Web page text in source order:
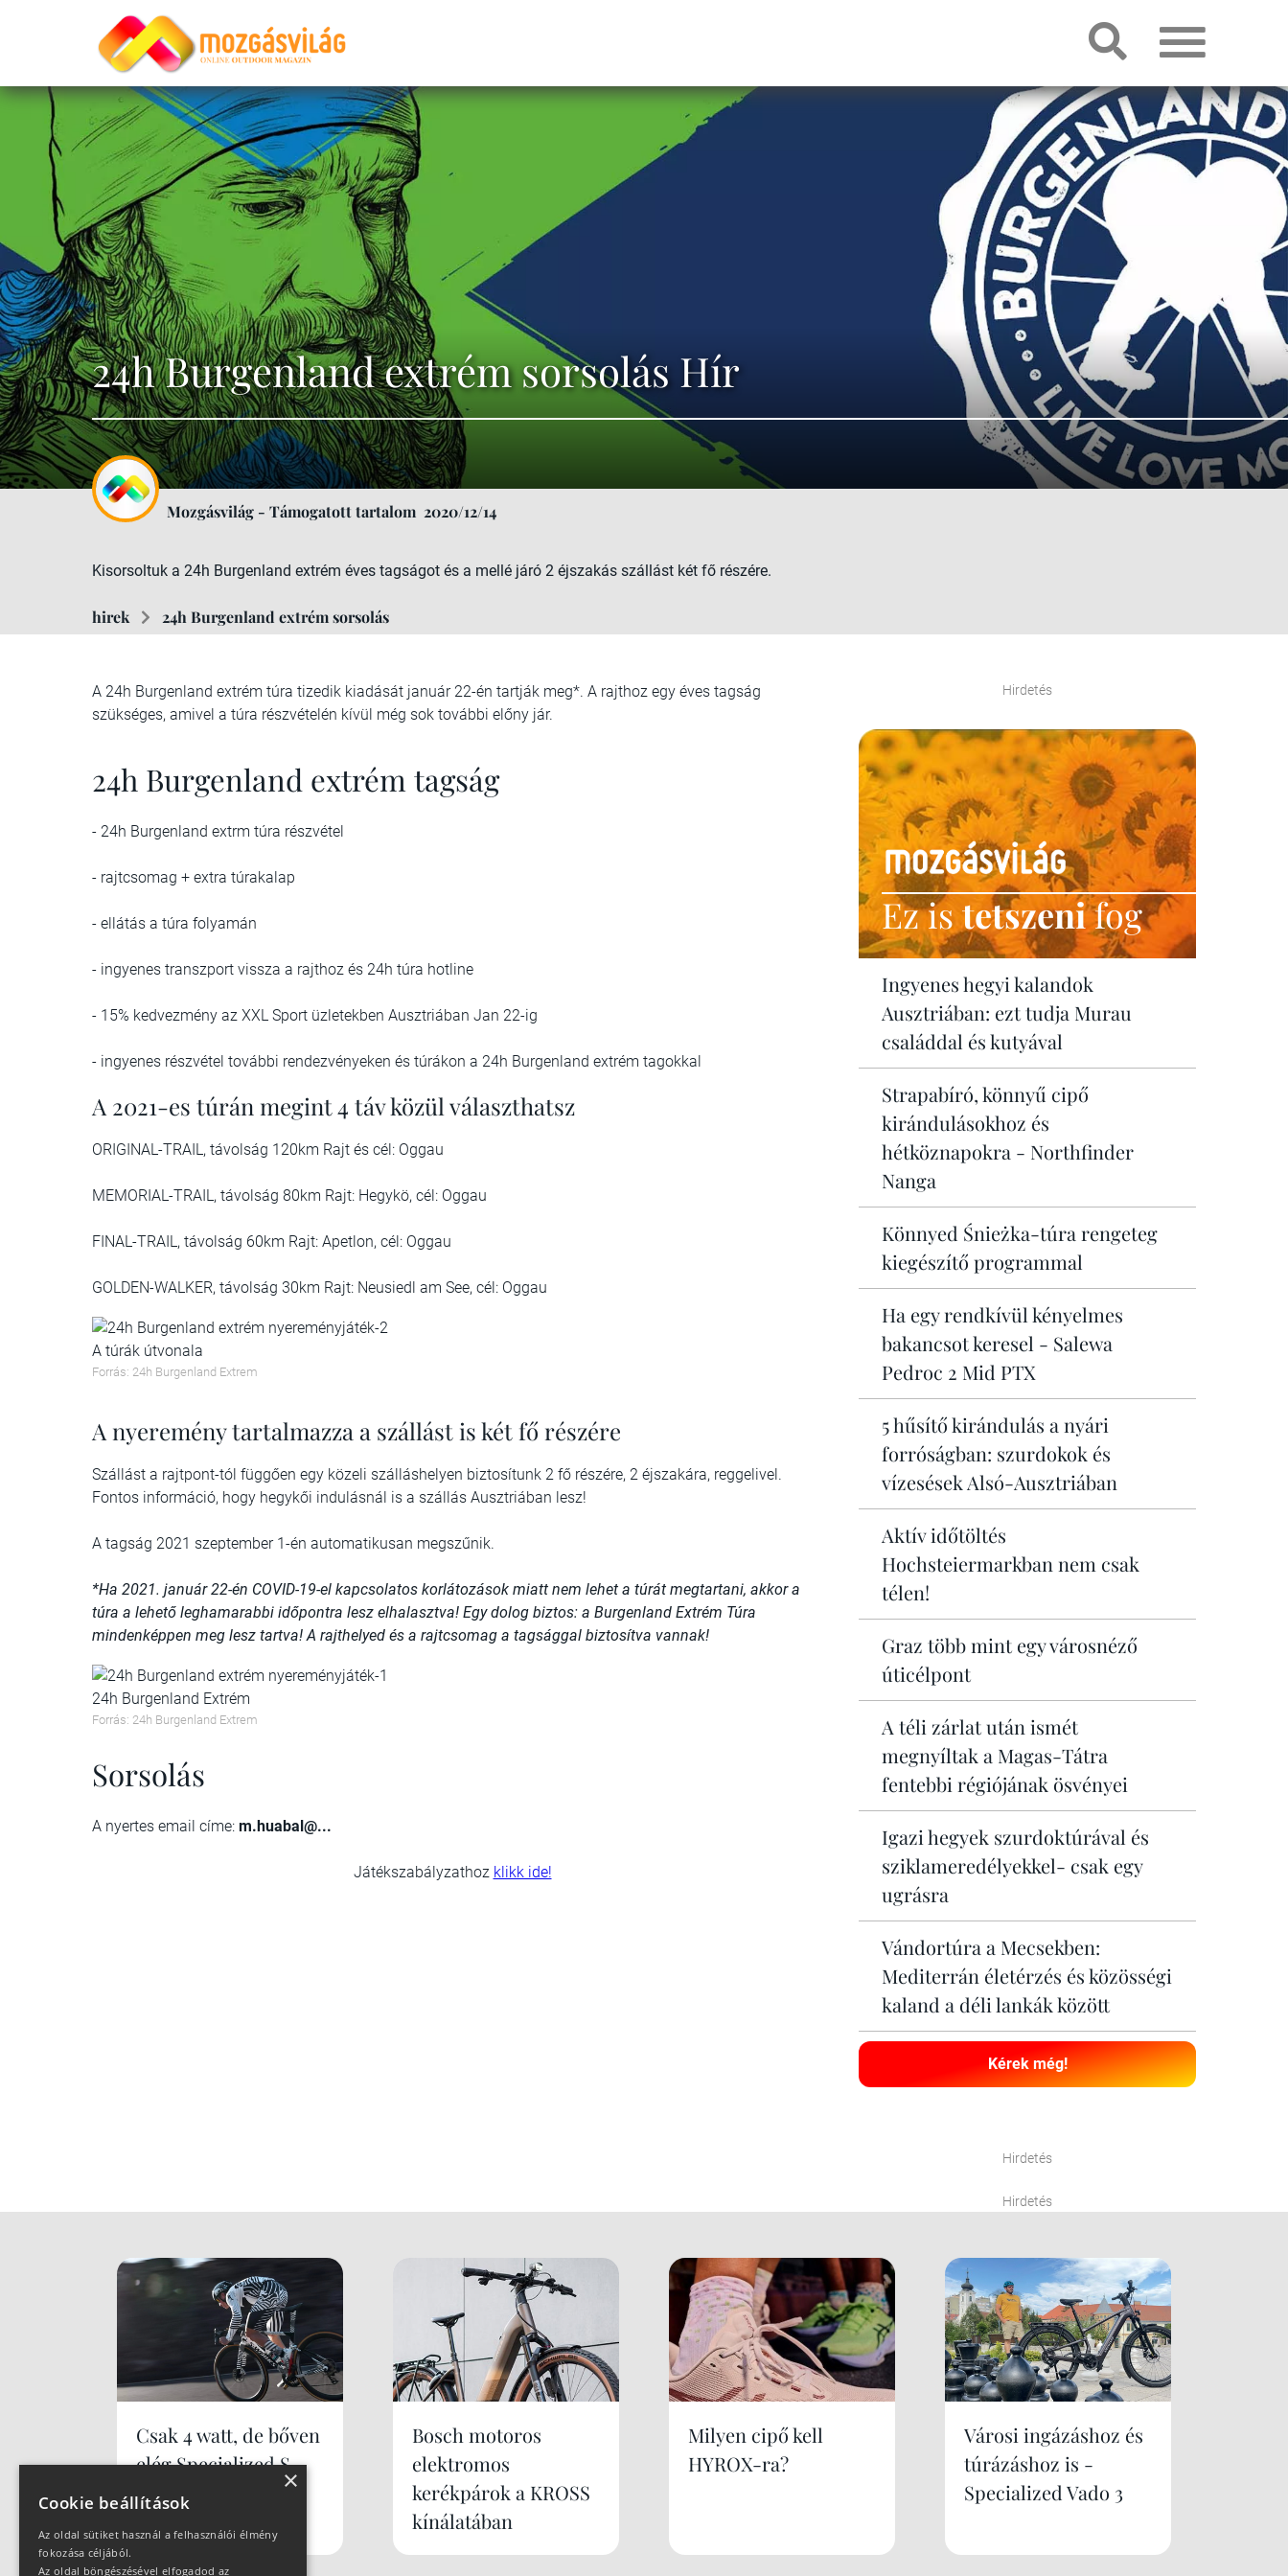
24h Burgenland extrém sorsolás Hír
Mozgásvilág - Támogatott tartalom 2020/12/14
Kisorsoltuk a 24h Burgenland extrém éves tagságot és a mellé járó 2 éjszakás szállást két fő részére.
hirek 24h Burgenland extrém sorsolás
A 24h Burgenland extrém túra tizedik kiadását január 22-én tartják meg*. A rajthoz egy éves tagság
szükséges, amivel a túra részvételén kívül még sok további előny jár.
24h Burgenland extrém tagság
- 24h Burgenland extrm túra részvétel
- rajtcsomag + extra túrakalap
- ellátás a túra folyamán
- ingyenes transzport vissza a rajthoz és 24h túra hotline
- 15% kedvezmény az XXL Sport üzletekben Ausztriában Jan 22-ig
- ingyenes részvétel további rendezvényeken és túrákon a 24h Burgenland extrém tagokkal
A 2021-es túrán megint 4 táv közül választhatsz
ORIGINAL-TRAIL, távolság 120km Rajt és cél: Oggau
MEMORIAL-TRAIL, távolság 80km Rajt: Hegykö, cél: Oggau
FINAL-TRAIL, távolság 60km Rajt: Apetlon, cél: Oggau
GOLDEN-WALKER, távolság 30km Rajt: Neusiedl am See, cél: Oggau
A túrák útvonala
Forrás: 24h Burgenland Extrem
A nyeremény tartalmazza a szállást is két fő részére
Szállást a rajtpont-tól függően egy közeli szálláshelyen biztosítunk 2 fő részére, 2 éjszakára, reggelivel.
Fontos információ, hogy hegykői indulásnál is a szállás Ausztriában lesz!
A tagság 2021 szeptember 1-én automatikusan megszűnik.
*Ha 2021. január 22-én COVID-19-el kapcsolatos korlátozások miatt nem lehet a túrát megtartani, akkor a
túra a lehető leghamarabbi időpontra lesz elhalasztva! Egy dolog biztos: a Burgenland Extrém Túra
mindenképpen meg lesz tartva! A rajthelyed és a rajtcsomag a tagsággal biztosítva vannak!
24h Burgenland Extrém
Forrás: 24h Burgenland Extrem
Sorsolás
A nyertes email címe: m.huabal@...
Játékszabályzathoz klikk ide!
Hirdetés
Ez istetszenifog
Ingyenes hegyi kalandok
Ausztriában: ezt tudja Murau
családdal és kutyával
Strapabíró, könnyű cipő
kirándulásokhoz és
hétköznapokra - Northfinder
Nanga
Könnyed Śnieżka-túra rengeteg
kiegészítő programmal
Ha egy rendkívül kényelmes
bakancsot keresel - Salewa
Pedroc 2 Mid PTX
5 hűsítő kirándulás a nyári
forróságban: szurdokok és
vízesések Alsó-Ausztriában
Aktív időtöltés
Hochsteiermarkban nem csak
télen!
Graz több mint egy városnéző
úticélpont
A téli zárlat után ismét
megnyíltak a Magas-Tátra
fentebbi régiójának ösvényei
Igazi hegyek szurdoktúrával és
sziklameredélyekkel- csak egy
ugrásra
Vándortúra a Mecsekben:
Mediterrán életérzés és közösségi
kaland a déli lankák között
Kérek még!
Hirdetés
Hirdetés
Csak 4 watt, de bőven
elég Specialized S-
Works Tarmac SL9
Bosch motoros
elektromos
kerékpárok a KROSS
kínálatában
Milyen cipő kell
HYROX-ra?
Városi ingázáshoz és
túrázáshoz is -
Specialized Vado 3
×
Cookie beállítások
Az oldal sütiket használ a felhasználói élmény
fokozása céljából.
Az oldal böngészésével elfogadod az